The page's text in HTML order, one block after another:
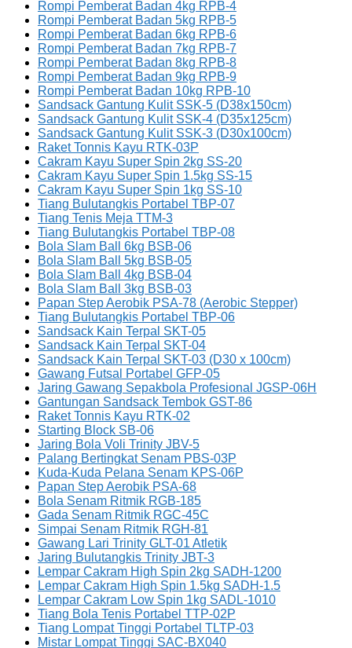
Rompi Pemberat Badan 4kg RPB-4
Rompi Pemberat Badan 5kg RPB-5
Rompi Pemberat Badan 6kg RPB-6
Rompi Pemberat Badan 7kg RPB-7
Rompi Pemberat Badan 8kg RPB-8
Rompi Pemberat Badan 9kg RPB-9
Rompi Pemberat Badan 10kg RPB-10
Sandsack Gantung Kulit SSK-5 (D38x150cm)
Sandsack Gantung Kulit SSK-4 (D35x125cm)
Sandsack Gantung Kulit SSK-3 (D30x100cm)
Raket Tonnis Kayu RTK-03P
Cakram Kayu Super Spin 2kg SS-20
Cakram Kayu Super Spin 1.5kg SS-15
Cakram Kayu Super Spin 1kg SS-10
Tiang Bulutangkis Portabel TBP-07
Tiang Tenis Meja TTM-3
Tiang Bulutangkis Portabel TBP-08
Bola Slam Ball 6kg BSB-06
Bola Slam Ball 5kg BSB-05
Bola Slam Ball 4kg BSB-04
Bola Slam Ball 3kg BSB-03
Papan Step Aerobik PSA-78 (Aerobic Stepper)
Tiang Bulutangkis Portabel TBP-06
Sandsack Kain Terpal SKT-05
Sandsack Kain Terpal SKT-04
Sandsack Kain Terpal SKT-03 (D30 x 100cm)
Gawang Futsal Portabel GFP-05
Jaring Gawang Sepakbola Profesional JGSP-06H
Gantungan Sandsack Tembok GST-86
Raket Tonnis Kayu RTK-02
Starting Block SB-06
Jaring Bola Voli Trinity JBV-5
Palang Bertingkat Senam PBS-03P
Kuda-Kuda Pelana Senam KPS-06P
Papan Step Aerobik PSA-68
Bola Senam Ritmik RGB-185
Gada Senam Ritmik RGC-45C
Simpai Senam Ritmik RGH-81
Gawang Lari Trinity GLT-01 Atletik
Jaring Bulutangkis Trinity JBT-3
Lempar Cakram High Spin 2kg SADH-1200
Lempar Cakram High Spin 1.5kg SADH-1.5
Lempar Cakram Low Spin 1kg SADL-1010
Tiang Bola Tenis Portabel TTP-02P
Tiang Lompat Tinggi Portabel TLTP-03
Mistar Lompat Tinggi SAC-BX040